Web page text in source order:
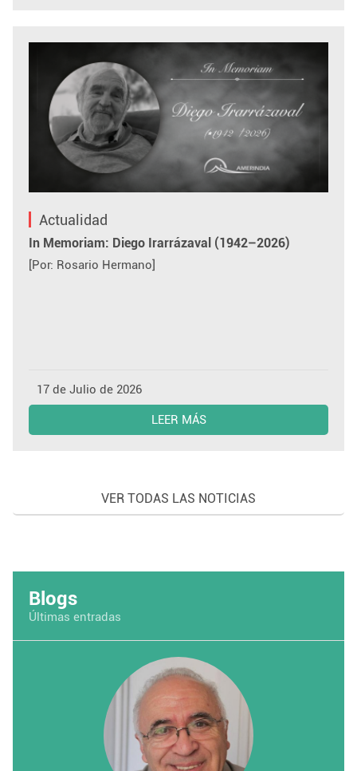
Actualidad
In Memoriam: Diego Irarrázaval (1942–2026)
[Por: Rosario Hermano]
17 de Julio de 2026
LEER MÁS
VER TODAS LAS NOTICIAS
Blogs
Últimas entradas